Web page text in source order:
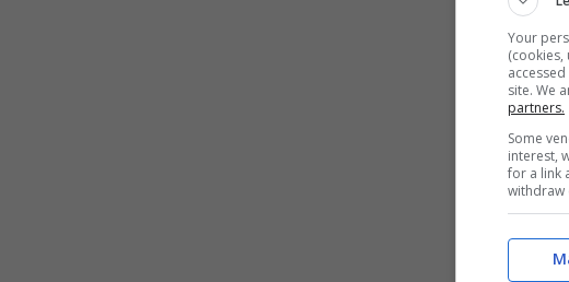
Your
(cookies,
site. We
partners.
Some
interest,
for a link
withdraw